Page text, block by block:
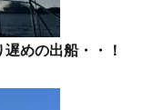
めの出船・・！